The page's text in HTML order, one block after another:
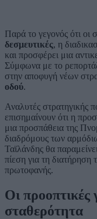
Παρά το γεγονός ότι οι
δεσμευτικές, η
και προσφέρει μια
Σύμφωνα με το
στην αποφυγή νέων
οδού.
Αναλυτές στρατηγικής
επισημαίνουν ότι η
μια προσπάθεια της
διαδρόμους των
Ταϊλάνδης θα
πίεση για τη διατήρηση
πρωτοφανής.
Οι προοπτικές
σταθερότητα